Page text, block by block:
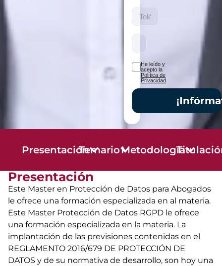
He leído y
acepto la
Política de
Privacidad
PresentaciónTemarioMetodología
Presentación
Este Master en Protección de Datos para Abogados
le ofrece una formación especializada en al materia.
Este Master Protección de Datos RGPD le ofrece
una formación especializada en la materia. La
implantación de las previsiones contenidas en el
REGLAMENTO 2016/679 DE PROTECCIÓN DE
DATOS y de su normativa de desarrollo, son hoy una